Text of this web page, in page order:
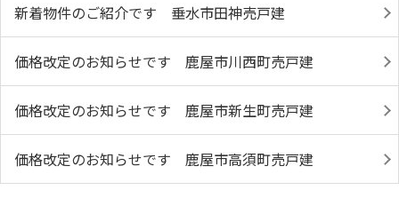
新着物件のご紹介です 垂水市田神売戸建
価格改定のお知らせです 鹿屋市川西町売戸建
価格改定のお知らせです 鹿屋市新生町売戸建
価格改定のお知らせです 鹿屋市高須町売戸建